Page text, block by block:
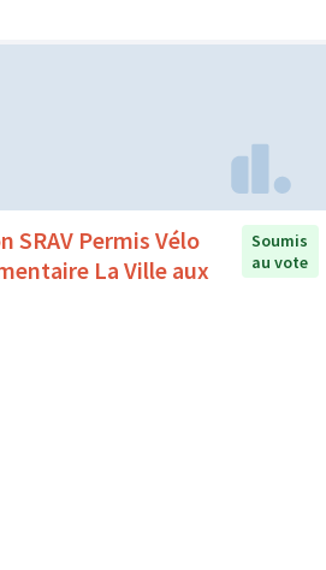
SRAV Permis Vélo
La Ville aux
Soumis
au vote